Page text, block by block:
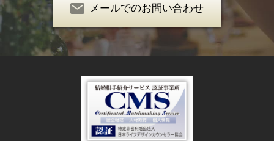
メールでのお問い合わせ